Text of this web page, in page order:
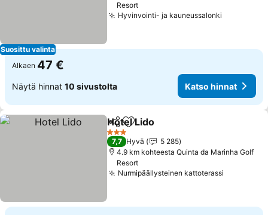
Suosittu valinta
Resort
Hyvinvointi- ja kauneussalonki
Alkaen 47 €
Näytä hinnat 10 sivustolta Katso hinnat
Jaa Lisää suosikkeihin
Hotel Lido
3 Tähtiluokitus
7,7 Hyvä
5 285
4.9 km kohteesta Quinta da Marinha Golf
Resort
Nurmipäällysteinen kattoterassi